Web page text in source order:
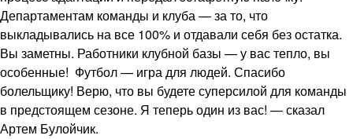
Департаментам команды и клуба — за то, что
выкладывались на все 100% и отдавали себя без остатка.
Вы заметны. Работники клубной базы — у вас тепло, вы
особенные! Футбол — игра для людей. Спасибо
болельщику! Верю, что вы будете суперсилой для команды
в предстоящем сезоне. Я теперь один из вас! — сказал
Артем Булойчик.